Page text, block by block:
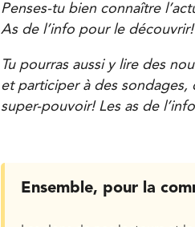
Penses-tu bien connaître
As de l’info pour le découvrir!
Tu pourras aussi y lire des
et participer à des sondages,
super-pouvoir! Les as de
Ensemble, pour la